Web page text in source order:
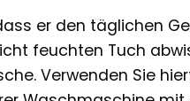
er den täglichen
feuchten Tuch
Verwenden Sie